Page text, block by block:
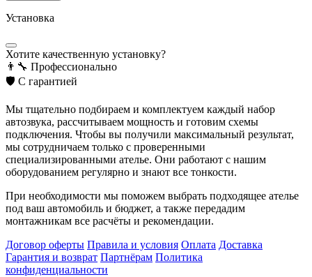
Установка
Хотите качественную установку?
👨‍🔧 Профессионально
🛡️ С гарантией
Мы тщательно подбираем и комплектуем каждый набор
автозвука, рассчитываем мощность и готовим схемы
подключения. Чтобы вы получили максимальный результат,
мы сотрудничаем только с проверенными
специализированными ателье. Они работают с нашим
оборудованием регулярно и знают все тонкости.
При необходимости мы поможем выбрать подходящее ателье
под ваш автомобиль и бюджет, а также передадим
монтажникам все расчёты и рекомендации.
Договор оферты Правила и условия Оплата Доставка
Гарантия и возврат Партнёрам Политика
конфиденциальности